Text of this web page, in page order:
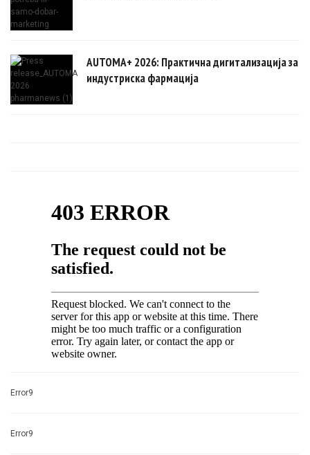
AUTOMA+ 2026: Практична дигитализација за
индустриска фармација
Error9
Error9